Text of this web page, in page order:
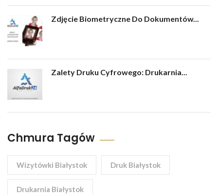
Zdjęcie Biometryczne Do Dokumentów...
Zalety Druku Cyfrowego: Drukarnia...
Chmura Tagów
Wizytówki Białystok Druk Białystok
Drukarnia Białystok